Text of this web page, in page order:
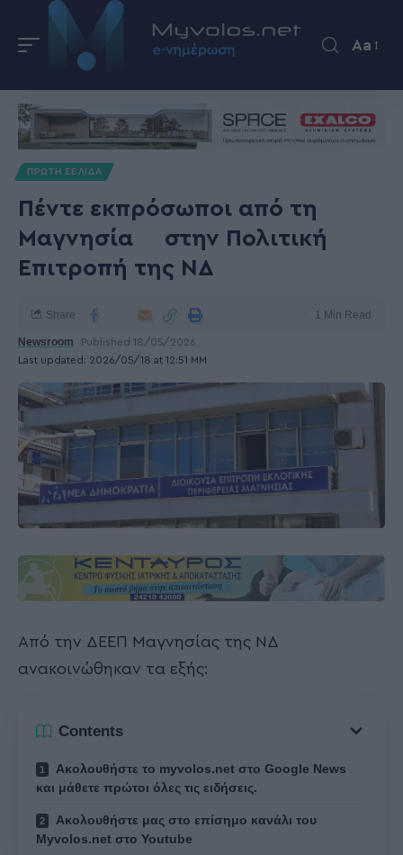
Aa
ΠΡΩΤΗ ΣΕΛΙΔΑ
Πέντε εκπρόσωποι από τη
Μαγνησία στην Πολιτική
Επιτροπή της ΝΔ
Last updated: 2026/05/18 at 12:51 ΜΜ
Newsroom Published 18/05/2026
Share 1 Min Read
Από την ΔΕΕΠ Μαγνησίας της ΝΔ
ανακοινώθηκαν τα εξής:
Contents
Ακολουθήστε το myvolos.net στο Google News
και μάθετε πρώτοι όλες τις ειδήσεις.
Ακολουθήστε μας στο επίσημο κανάλι του
Myvolos.net στο Youtube